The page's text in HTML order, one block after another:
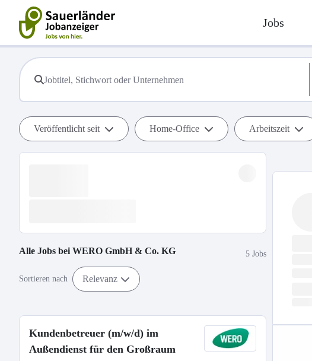
Jobs
Veröffentlicht seit Home-Office Arbeitszeit
Alle Jobs bei WERO GmbH & Co. KG 5 Jobs
Sortieren nach Relevanz
Kundenbetreuer (m/w/d) im
Außendienst für den Großraum